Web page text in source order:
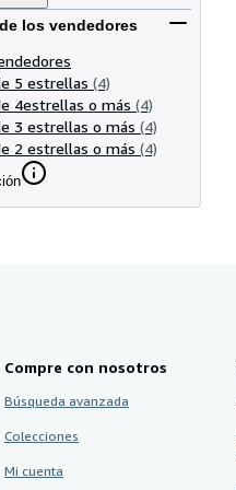
los vendedores
5 estrellas (4)
4estrellas o más (4)
3 estrellas o más (4)
2 estrellas o más (4)
Compre con nosotros
Búsqueda avanzada
Colecciones
Mi cuenta